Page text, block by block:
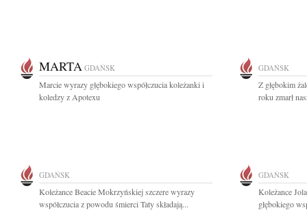
MARTA GDAŃSK
Marcie wyrazy głębokiego współczucia koleżanki i
koledzy z Apotexu
GDAŃSK
Z głębokim
roku zmarł
GDAŃSK
Koleżance Beacie Mokrzyńskiej szczere wyrazy
współczucia z powodu śmierci Taty składają...
GDAŃSK
Koleżance
głębokiego